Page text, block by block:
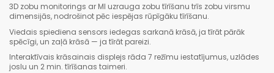
3D zobu monitorings ar MI uzrauga zobu tīrīšanu trīs zobu virsmu
dimensijās, nodrošinot pēc iespējas rūpīgāku tīrīšanu.
Viedais spiediena sensors iedegas sarkanā krāsā, ja tīrāt pārāk
spēcīgi, un zaļā krāsā — ja tīrāt pareizi.
Interaktīvais krāsainais displejs rāda 7 režīmu iestatījumus, uzlādes
joslu un 2 min. tīrīšanas taimeri.